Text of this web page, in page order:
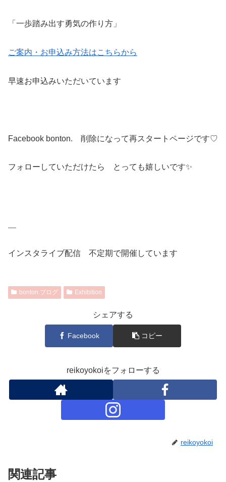
「一歩踏み出す勇気の作り方」
ご案内・お申込み方法はこちらから
早速お申込みいただいています
Facebook bonton. 削除になって再スタートページです♡
フォローしていただけたら とっても嬉しいです✨
インスタライブ配信 不定期で開催しています
bonton.ブログ Exhibition
シェアする
Facebook コピー
reikoyokoiをフォローする
reikoyokoi
関連記事